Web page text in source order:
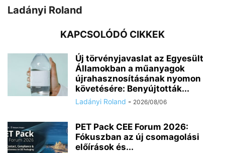
Ladányi Roland
KAPCSOLÓDÓ CIKKEK
Új törvényjavaslat az Egyesült
Államokban a műanyagok
újrahasznosításának nyomon
követésére: Benyújtották...
Ladányi Roland - 2026/08/06
PET Pack CEE Forum 2026:
Fókuszban az új csomagolási
előírások és...